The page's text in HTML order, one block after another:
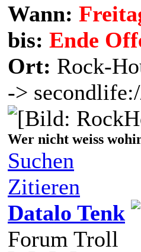
Wann:
bis: Ende
Ort: Rock-
->
Wer nicht weiss
Suchen
Zitieren
Datalo Tenk
Forum Troll